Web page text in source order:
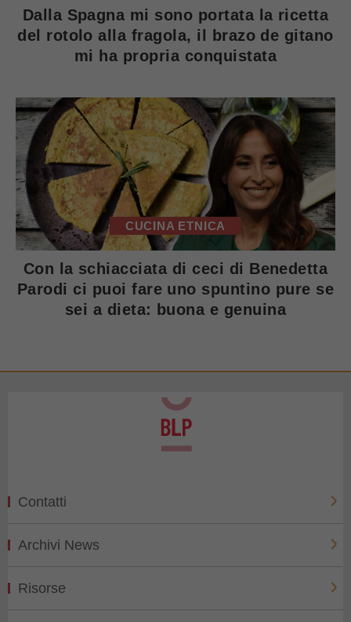
Dalla Spagna mi sono portata la ricetta
del rotolo alla fragola, il brazo de gitano
mi ha propria conquistata
CUCINA ETNICA
Con la schiacciata di ceci di Benedetta
Parodi ci puoi fare uno spuntino pure se
sei a dieta: buona e genuina
Contatti
Archivi News
Risorse